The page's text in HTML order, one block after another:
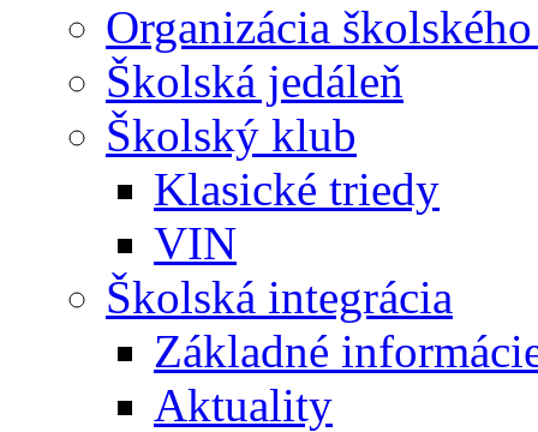
Organizácia
Školská jedáleň
Školský klub
Klasické triedy
VIN
Školská integrácia
Základné
Aktuality